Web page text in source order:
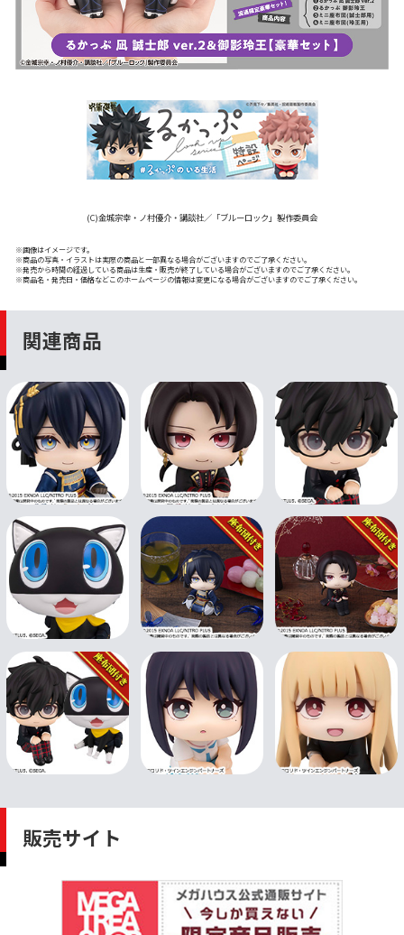
(C)金城宗幸・ノ村優介・講談社／「ブルーロック」製作委員会
※画像はイメージです。
※商品の写真・イラストは実際の商品と一部異なる場合がございますのでご了承ください。
※発売から時間の経過している商品は生産・販売が終了している場合がございますのでご了承ください。
※商品名・発売日・価格などこのホームページの情報は変更になる場合がございますのでご了承ください。
関連商品
販売サイト